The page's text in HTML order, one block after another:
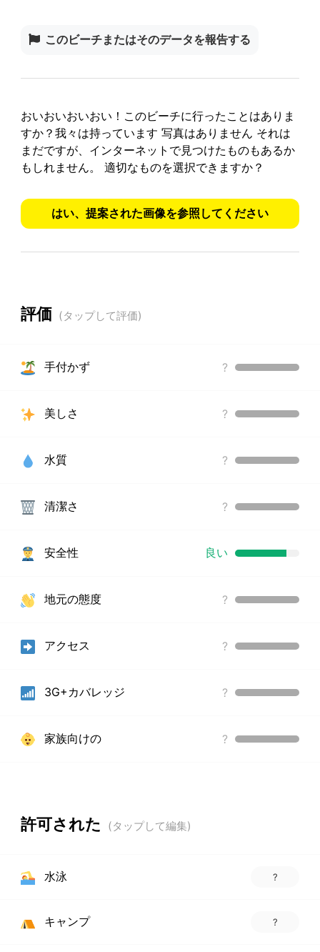
このビーチまたはそのデータを報告する
おいおいおいおい！このビーチに行ったことはありま
すか？我々は持っています 写真はありません それは
まだですが、インターネットで見つけたものもあるか
もしれません。
適切なものを選択できますか？
はい、提案された画像を参照してください
評価
手付かず ?
美しさ ?
水質 ?
清潔さ ?
安全性 良い
地元の態度 ?
アクセス ?
3G+カバレッジ ?
家族向けの ?
許可された
水泳 ?
キャンプ ?